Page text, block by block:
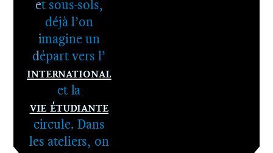
Le DNA
2e cycle -
Le DNSEP
et sous-sols,
déjà l’on
imagine un
départ vers l’
International
et la
Vie étudiante
circule. Dans
les ateliers, on